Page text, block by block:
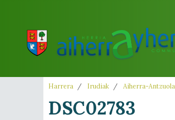
Harrera Irudiak Aiherra-Antzuola
DSC02783